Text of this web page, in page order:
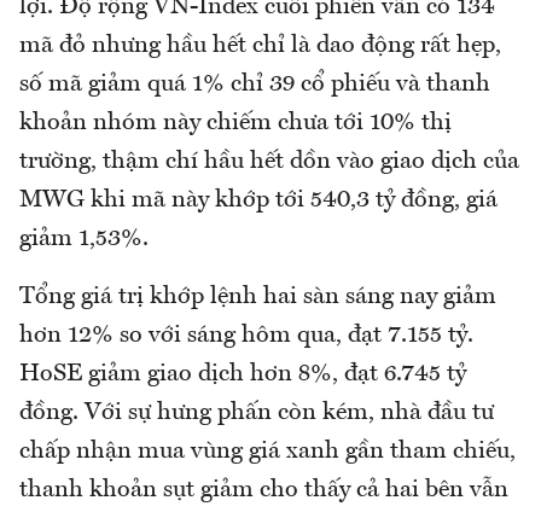
lợi. Độ rộng VN-Index cuối phiên vẫn có 134
mã đỏ nhưng hầu hết chỉ là dao động rất hẹp,
số mã giảm quá 1% chỉ 39 cổ phiếu và thanh
khoản nhóm này chiếm chưa tới 10% thị
trường, thậm chí hầu hết dồn vào giao dịch của
MWG khi mã này khớp tới 540,3 tỷ đồng, giá
giảm 1,53%.
Tổng giá trị khớp lệnh hai sàn sáng nay giảm
hơn 12% so với sáng hôm qua, đạt 7.155 tỷ.
HoSE giảm giao dịch hơn 8%, đạt 6.745 tỷ
đồng. Với sự hưng phấn còn kém, nhà đầu tư
chấp nhận mua vùng giá xanh gần tham chiếu,
thanh khoản sụt giảm cho thấy cả hai bên vẫn